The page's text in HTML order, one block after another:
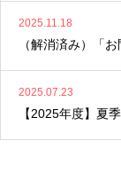
2025.11.18
（解消済み）「
2025.07.23
【2025年度】夏